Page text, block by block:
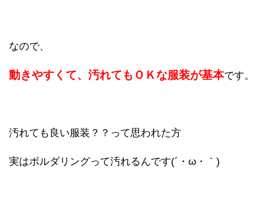
なので、
動きやすくて、汚れてもＯＫな服装が基本です。
汚れても良い服装？？って思われた方
実はボルダリングって汚れるんです(´・ω・｀)